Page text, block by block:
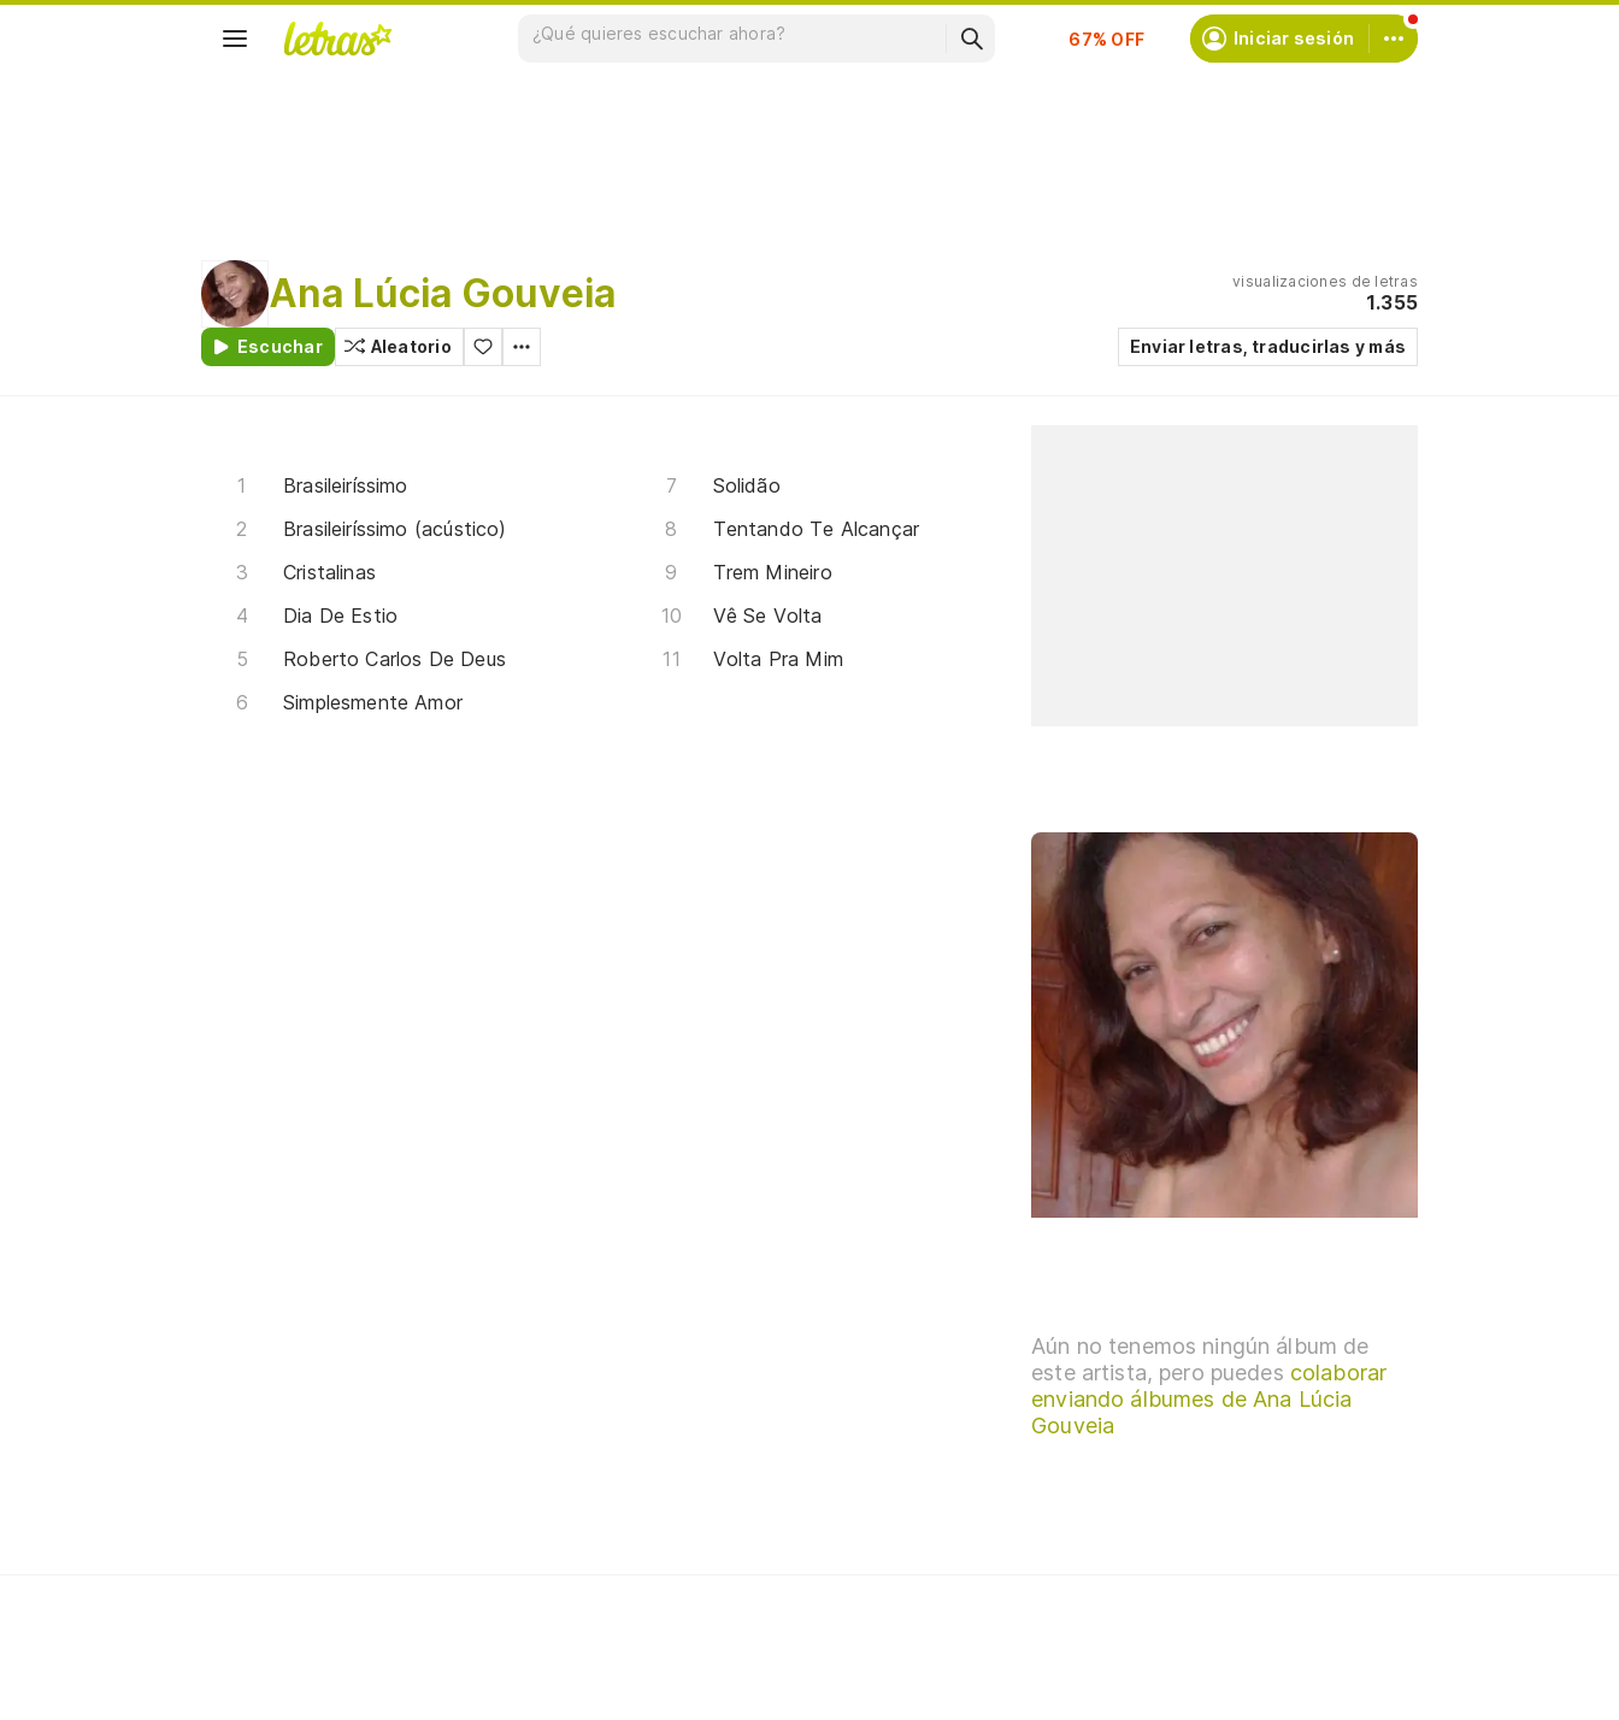
Suscríbete Iniciar sesión
Ana Lúcia Gouveia
Escuchar Aleatorio
visualizaciones de letras
1.355
Enviar letras, traducirlas y más
Brasileiríssimo
Brasileiríssimo (acústico)
Cristalinas
Dia De Estio
Roberto Carlos De Deus
Simplesmente Amor
Solidão
Tentando Te Alcançar
Trem Mineiro
Vê Se Volta
Volta Pra Mim
Aún no tenemos ningún álbum de
este artista, pero puedes colaborar
enviando álbumes de Ana Lúcia
Gouveia